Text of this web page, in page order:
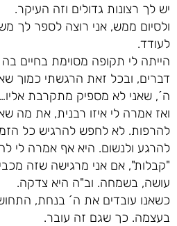
יש לך רצונות גדולים וזה העיקר.
ולסיום ממש, אני רוצה לספר לך
לעודד.
הייתה לי תקופה מסוימת בחיים
דברים, ובכל זאת הרגשתי כמוך
ה´, שאני לא מספיק מתקרבת אליו…
ואז אמרה לי איזו רבנית, את מה
להרפות. לא לחפש להרגיש כל
להרגע ולנשום. היא אף אמרה לי
"קבלות", אם אני מרגישה שזה
עושה, בשמחה. וב"ה היא צדקה.
כשאנו עובדים את ה´ בנחת,
בעצמה. כך שגם זה עובר.